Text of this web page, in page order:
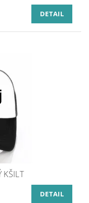
DETAIL
KŠILT
DETAIL